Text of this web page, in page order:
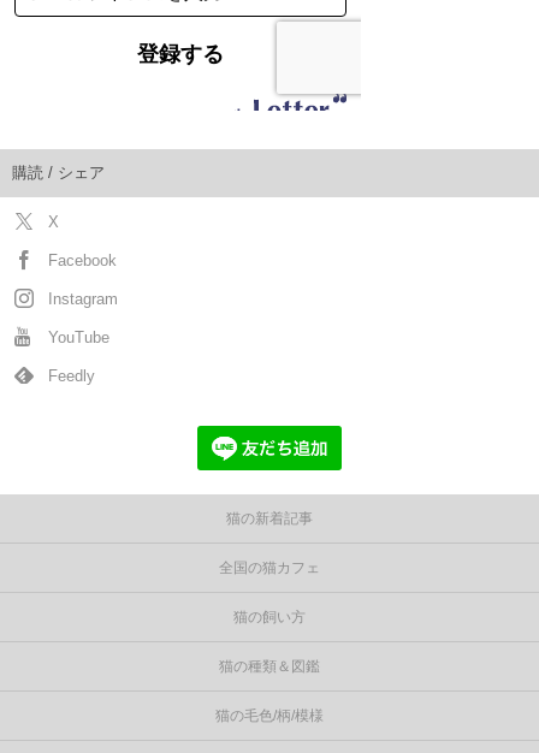
購読 / シェア
X
Facebook
Instagram
YouTube
Feedly
猫の新着記事
全国の猫カフェ
猫の飼い方
猫の種類＆図鑑
猫の毛色/柄/模様